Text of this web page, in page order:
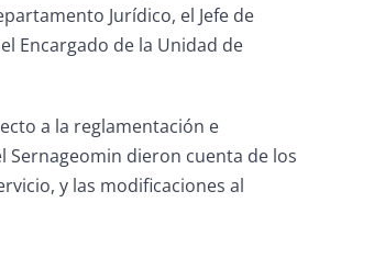
Jurídico, el Jefe de
Encargado de la Unidad de
a la reglamentación e
Sernageomin dieron cuenta de los
y las modificaciones al